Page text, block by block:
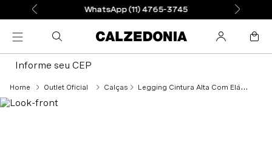
WhatsApp (11) 4765-3745
Informe seu CEP
Outlet Oficial Calças Legging Cintura Alta Com Elástico Comfort - Preto